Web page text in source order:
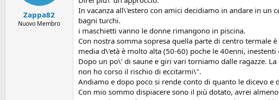
t
e
Zappa82
Nuovo Membro
In vacanza all\'estero con amici decidiamo in andare in un
bagni turchi.
i maschietti vanno le donne rimangono in piscina.
Con nostra somma sopresa quella parte di centro termale
media d\'età è molto alta (50-60) poche le 40enni,
Dopo un po\' di saune e giri vari torniamo dalle ragazze.
non ho corso il rischio di eccitarmi\".
Andiamo e dopo poco si rende conto di quanto le dicevo
Con mio sommo dispiacere sono il più dotato, avrei